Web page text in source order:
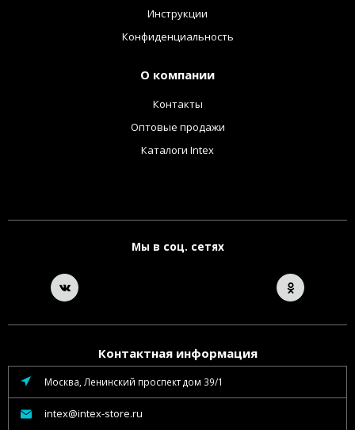
Инструкции
Конфиденциальность
О компании
Контакты
Оптовые продажи
Каталоги Intex
Мы в соц. сетях
Контактная информация
Москва, Ленинский проспект дом 39/1
intex@intex-store.ru